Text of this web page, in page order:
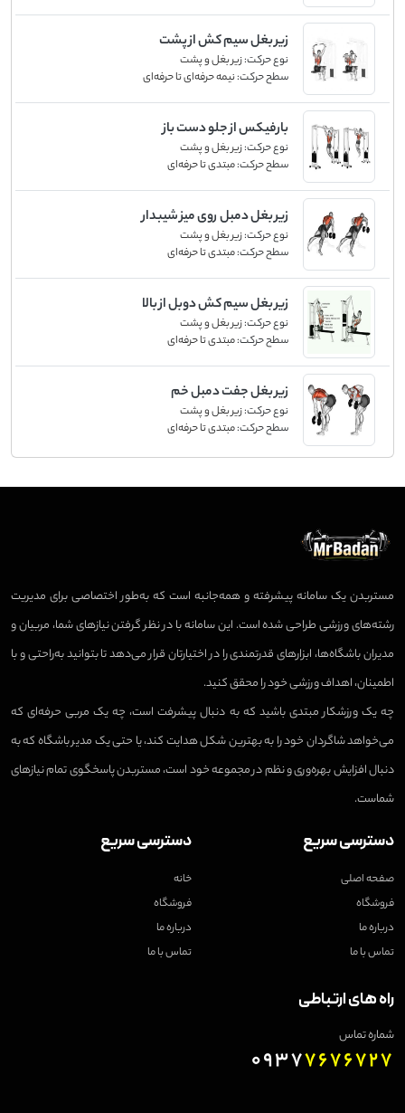
زیر بغل سیم کش از پشت
نوع حرکت:زیر بغل و پشت
سطح حرکت:نیمه حرفه‌ای تا حرفه‌ای
بارفیکس از جلو دست باز
نوع حرکت:زیر بغل و پشت
سطح حرکت:مبتدی تا حرفه‌ای
زیر بغل دمبل روی میز شیبدار
نوع حرکت:زیر بغل و پشت
سطح حرکت:مبتدی تا حرفه‌ای
زیر بغل سیم کش دوبل از بالا
نوع حرکت:زیر بغل و پشت
سطح حرکت:مبتدی تا حرفه‌ای
زیر بغل جفت دمبل خم
نوع حرکت:زیر بغل و پشت
سطح حرکت:مبتدی تا حرفه‌ای
مستربدن یک سامانه پیشرفته و همه‌جانبه است که به‌طور اختصاصی برای مدیریت
رشته‌های ورزشی طراحی شده است. این سامانه با در نظر گرفتن نیازهای شما، مربیان و
مدیران باشگاه‌ها، ابزارهای قدرتمندی را در اختیارتان قرار می‌دهد تا بتوانید به‌راحتی و با
اطمینان، اهداف ورزشی خود را محقق کنید.
چه یک ورزشکار مبتدی باشید که به دنبال پیشرفت است، چه یک مربی حرفه‌ای که
می‌خواهد شاگردان خود را به بهترین شکل هدایت کند، یا حتی یک مدیر باشگاه که به
دنبال افزایش بهره‌وری و نظم در مجموعه خود است، مستربدن پاسخگوی تمام نیازهای
شماست.
دسترسی سریع
صفحه اصلی
فروشگاه
درباره ما
تماس با ما
دسترسی سریع
خانه
فروشگاه
درباره ما
تماس با ما
راه های ارتباطی
شماره تماس
09377676727